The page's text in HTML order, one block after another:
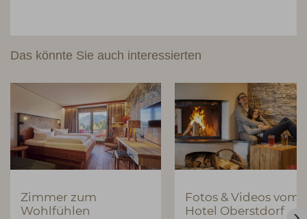
Das könnte Sie auch interessierten
Zimmer zum
Wohlfühlen
Fotos & Videos vom
Hotel Oberstdorf